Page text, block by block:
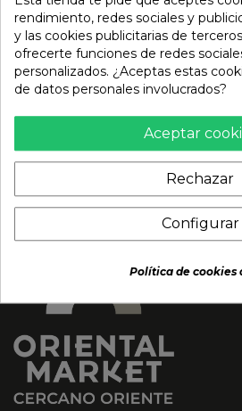
Pizza artesana shitake y
edamame vegana
GLUTEN FREE 27cm
(SHIKOU) 360g
9,75 €
C/
8,49
rendimiento, redes sociales y
y las cookies publicitarias de
ofrecerte funciones de redes
personalizados. ¿Aceptas estas
de datos personales involucrados?
Aceptar
Rechazar
Configurar
Política de cookies